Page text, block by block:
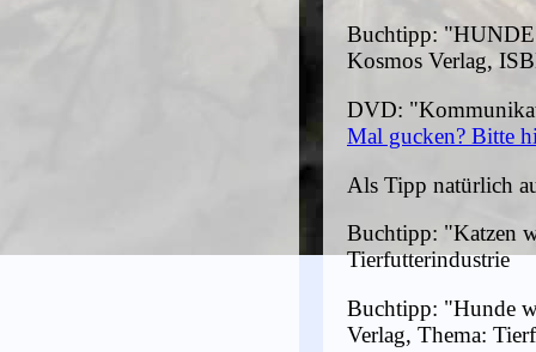
Buchtipp:
Kosmos Verlag,
DVD:
Mal gucken? Bitte
Als Tipp natürlich
Buchtipp: "Katzen
Tierfutterindustrie
Buchtipp: "Hunde
Verlag, Thema: